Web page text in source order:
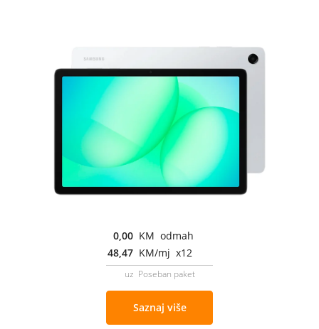
0,00 KM odmah
48,47 KM/mj x12
uz Poseban paket
Saznaj više